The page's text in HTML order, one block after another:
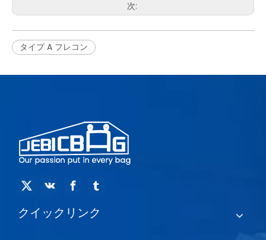
次:
タイプ A フレコン
クイックリンク